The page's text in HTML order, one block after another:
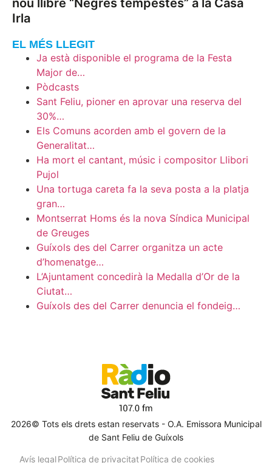
nou llibre “Negres tempestes” a la Casa
Irla
EL MÉS LLEGIT
Ja està disponible el programa de la Festa
Major de…
Pòdcasts
Sant Feliu, pioner en aprovar una reserva del
30%…
Els Comuns acorden amb el govern de la
Generalitat…
Ha mort el cantant, músic i compositor Llibori
Pujol
Una tortuga careta fa la seva posta a la platja
gran…
Montserrat Homs és la nova Síndica Municipal
de Greuges
Guíxols des del Carrer organitza un acte
d’homenatge…
L’Ajuntament concedirà la Medalla d’Or de la
Ciutat…
Guíxols des del Carrer denuncia el fondeig…
2026© Tots els drets estan reservats - O.A. Emissora Municipal
de Sant Feliu de Guíxols
Avís legal Política de privacitatPolítica de cookies